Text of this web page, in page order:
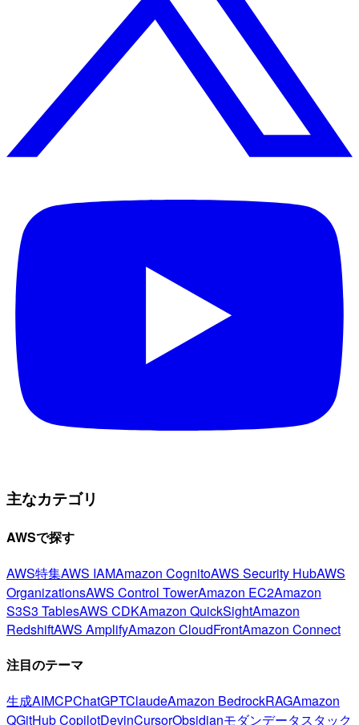
主なカテゴリ
AWSで探す
AWS特集AWS IAMAmazon CognitoAWS Security HubAWS
OrganizationsAWS Control TowerAmazon EC2Amazon
S3S3 TablesAWS CDKAmazon QuickSightAmazon
RedshiftAWS AmplifyAmazon CloudFrontAmazon Connect
注目のテーマ
生成AIMCPChatGPTClaudeAmazon BedrockRAGAmazon
QGitHub CopilotDevinCursorObsidianモダンデータスタック